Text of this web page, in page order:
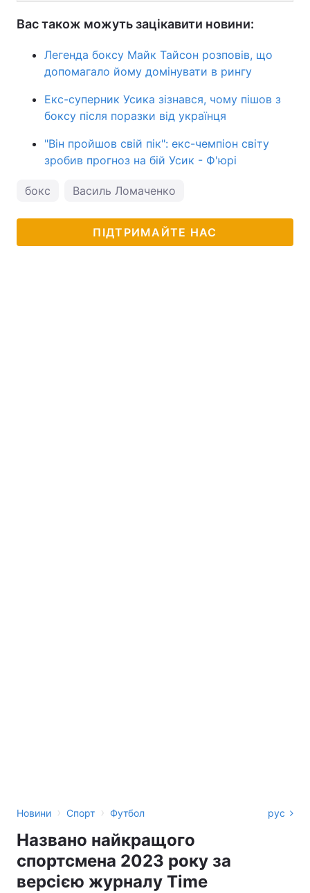
Вас також можуть зацікавити новини:
Легенда боксу Майк Тайсон розповів, що
допомагало йому домінувати в рингу
Екс-суперник Усика зізнався, чому пішов з
боксу після поразки від українця
"Він пройшов свій пік": екс-чемпіон світу
зробив прогноз на бій Усик - Ф'юрі
бокс Василь Ломаченко
ПІДТРИМАЙТЕ НАС
Новини › Спорт › Футбол рус
Названо найкращого
спортсмена 2023 року за
версією журналу Time